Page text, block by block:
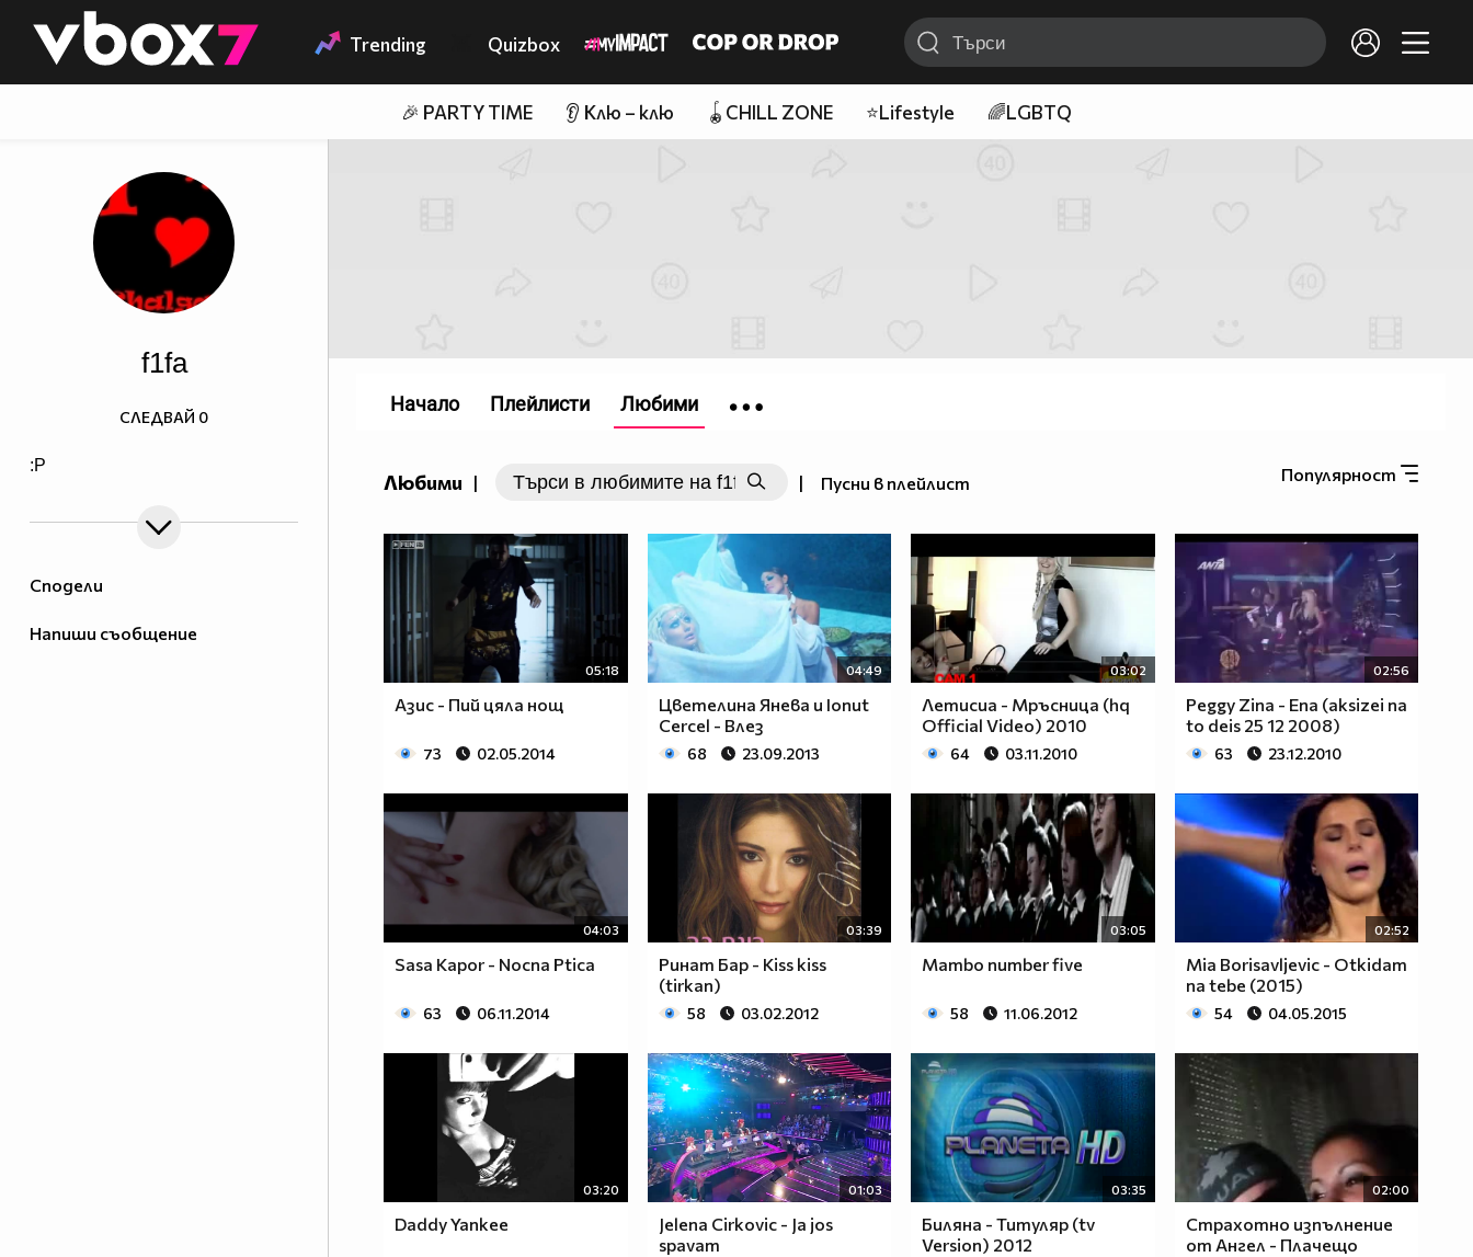
👾 Trending Quizbox
🎉 PARTY TIME 👂 Клю – клю 🪀CHILL ZONE ⭐Lifestyle 🌈LGBTQ
Сподели
Напиши съобщение
f1fa
:P
СЛЕДВАЙ 0
Любими | | Пусни в плейлист Популярност
05:18
Азис - Пий цяла нощ
73 02.05.2014
04:49
Цветелина Янева и Ionut
Cercel - Влез
68 23.09.2013
03:02
Летисиа - Мръсница (hq
Official Video) 2010
64 03.11.2010
02:56
Peggy Zina - Ena (aksizei na
to deis 25 12 2008)
63 23.12.2010
04:03
Sasa Kapor - Nocna Ptica
63 06.11.2014
03:39
Ринат Бар - Kiss kiss
(tirkan)
58 03.02.2012
03:05
Mambo number five
58 11.06.2012
02:52
Mia Borisavljevic - Otkidam
na tebe (2015)
54 04.05.2015
03:20
Daddy Yankee
01:03
Jelena Cirkovic - Ja jos
spavam
03:35
Биляна - Титуляр (tv
Version) 2012
02:00
Страхотно изпълнение
от Ангел - Плачещо
Начало Плейлисти Любими